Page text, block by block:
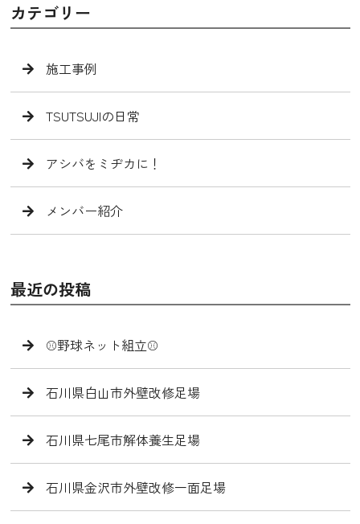
カテゴリー
施工事例
TSUTSUJIの日常
アシバをミヂカに！
メンバー紹介
最近の投稿
⚾️野球ネット組立⚾️
石川県白山市外壁改修足場
石川県七尾市解体養生足場
石川県金沢市外壁改修一面足場